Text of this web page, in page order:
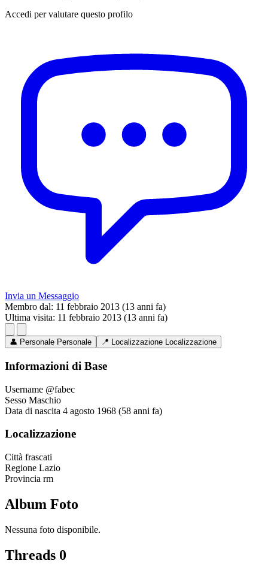
Accedi per valutare questo profilo
Invia un Messaggio
Membro dal: 11 febbraio 2013 (13 anni fa)
Ultima visita: 11 febbraio 2013 (13 anni fa)
👤 Personale Personale 📍 Localizzazione Localizzazione
Informazioni di Base
Username @fabec
Sesso Maschio
Data di nascita 4 agosto 1968 (58 anni fa)
Localizzazione
Città frascati
Regione Lazio
Provincia rm
Album Foto
Nessuna foto disponibile.
Threads 0